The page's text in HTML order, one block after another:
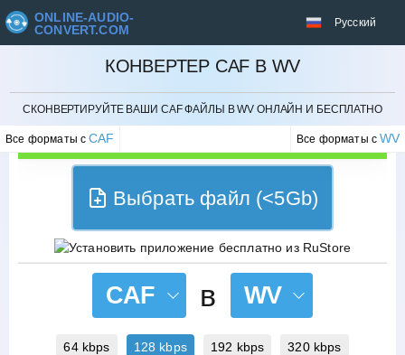
ONLINE-AUDIO-
CONVERT.COM
Русский
КОНВЕРТЕР CAF В WV
СКОНВЕРТИРУЙТЕ ВАШИ CAF ФАЙЛЫ В WV ОНЛАЙН И БЕСПЛАТНО
Все форматы сCAF Все форматы сWV
ОТМЕНИТЬ
Выбрать файл (<5Gb)
CAF в WV
64 kbps 128 kbps 192 kbps 320 kbps